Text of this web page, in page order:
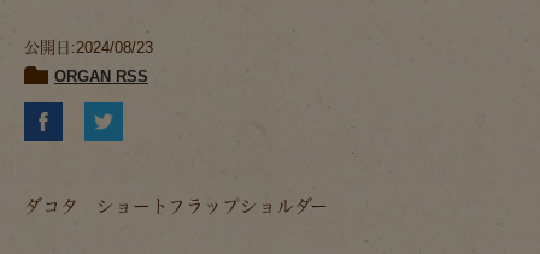
公開日:2024/08/23
ORGAN RSS
ダコタ ショートフラップショルダー